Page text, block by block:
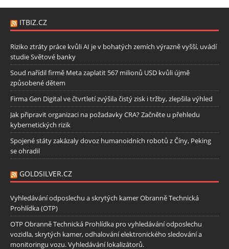
ITBIZ.CZ
Riziko ztráty práce kvůli AI je v bohatých zemích výrazně vyšší, uvádí
studie Světové banky
Soud nařídil firmě Meta zaplatit 567 milionů USD kvůli újmě
způsobené dětem
Firma Gen Digital ve čtvrtletí zvýšila čistý zisk i tržby, zlepšila výhled
Jak připravit organizaci na požadavky CRA? Začněte u přehledu
kybernetických rizik
Spojené státy zakázaly dovoz humanoidních robotů z Číny, Peking
se ohradil
GOLDSILVER.CZ
Vyhledávání odposlechu a skrytých kamer Obranně Technická
Prohlídka (OTP)
OTP Obranně Technická Prohlídka pro vyhledávání odposlechu
vozidla, skrytých kamer, odhalování elektronického sledování a
monitoringu vozu. Vyhledávání lokalizátorů.